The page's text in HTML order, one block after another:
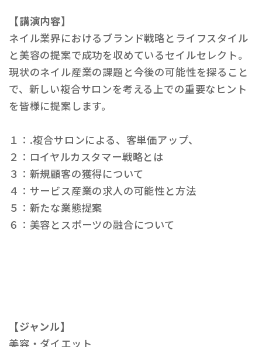
【講演内容】
ネイル業界におけるブランド戦略とライフスタイル
と美容の提案で成功を収めているセイルセレクト。
現状のネイル産業の課題と今後の可能性を探ること
で、新しい複合サロンを考える上での重要なヒント
を皆様に提案します。
１：.複合サロンによる、客単価アップ、
２：ロイヤルカスタマー戦略とは
３：新規顧客の獲得について
４：サービス産業の求人の可能性と方法
５：新たな業態提案
６：美容とスポーツの融合について
【ジャンル】
美容・ダイエット